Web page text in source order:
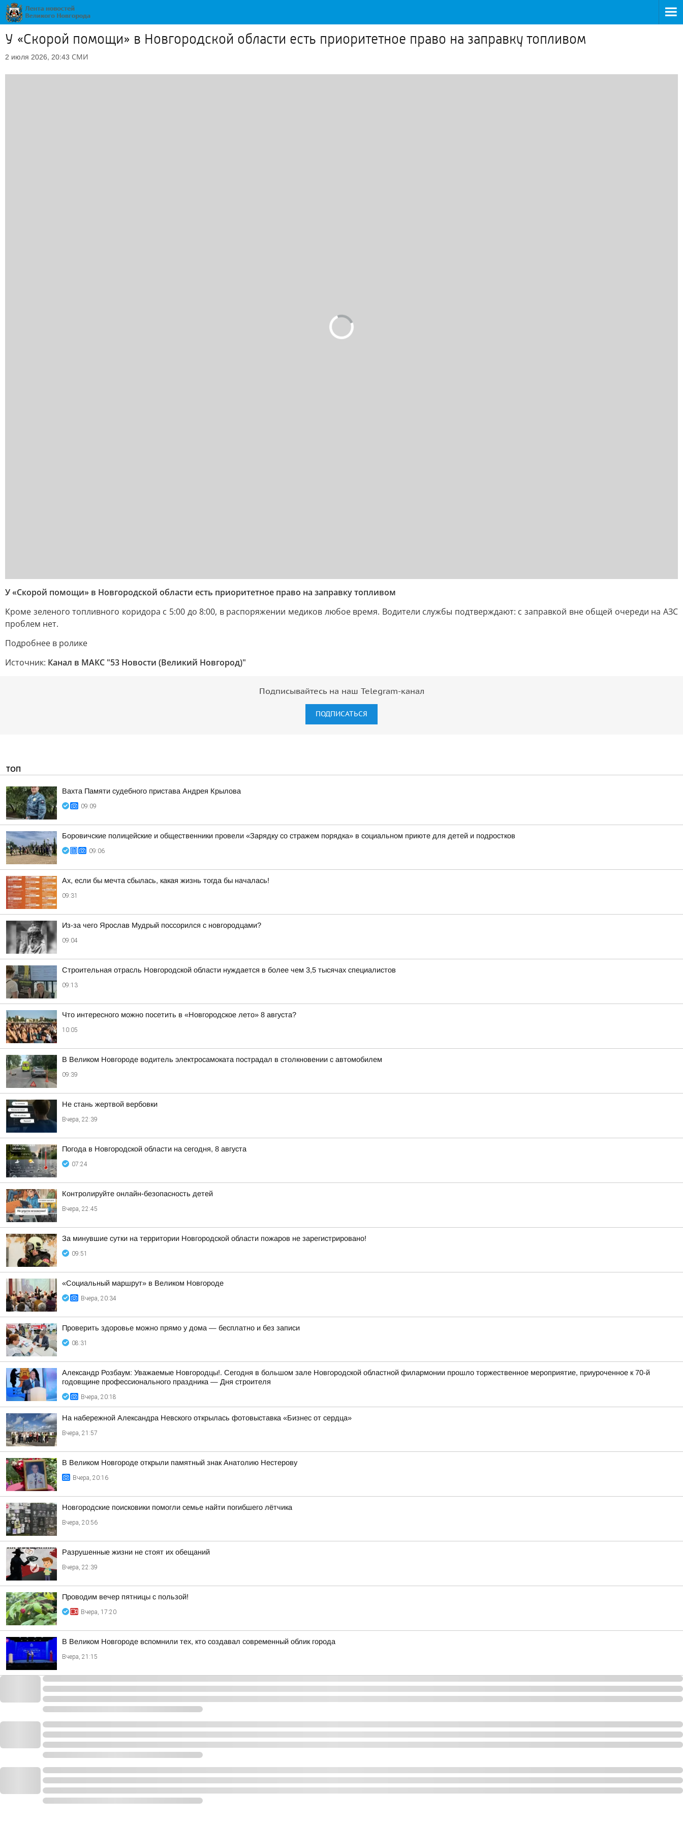
У «Скорой помощи» в Новгородской области есть приоритетное право на заправку топливом
2 июля 2026, 20:43 СМИ
У «Скорой помощи» в Новгородской области есть приоритетное право на заправку топливом
Кроме зеленого топливного коридора с 5:00 до 8:00, в распоряжении медиков любое время. Водители службы подтверждают: с заправкой вне общей очереди на АЗС
проблем нет.
Подробнее в ролике
Источник: Канал в МАКС "53 Новости (Великий Новгород)"
Подписывайтесь на наш Telegram-канал
ПОДПИСАТЬСЯ
ТОП
Вахта Памяти судебного пристава Андрея Крылова
09:09
Боровичские полицейские и общественники провели «Зарядку со стражем порядка» в социальном приюте для детей и подростков
09:06
Ах, если бы мечта сбылась, какая жизнь тогда бы началась!
09:31
Из-за чего Ярослав Мудрый поссорился с новгородцами?
09:04
Строительная отрасль Новгородской области нуждается в более чем 3,5 тысячах специалистов
09:13
Что интересного можно посетить в «Новгородское лето» 8 августа?
10:05
В Великом Новгороде водитель электросамоката пострадал в столкновении с автомобилем
09:39
Не стань жертвой вербовки
Вчера, 22:39
Погода в Новгородской области на сегодня, 8 августа
07:24
Контролируйте онлайн-безопасность детей
Вчера, 22:45
За минувшие сутки на территории Новгородской области пожаров не зарегистрировано!
09:51
«Социальный маршрут» в Великом Новгороде
Вчера, 20:34
Проверить здоровье можно прямо у дома — бесплатно и без записи
08:31
Александр Розбаум: Уважаемые Новгородцы!. Сегодня в большом зале Новгородской областной филармонии прошло торжественное мероприятие, приуроченное к 70-й
годовщине профессионального праздника — Дня строителя
Вчера, 20:18
На набережной Александра Невского открылась фотовыставка «Бизнес от сердца»
Вчера, 21:57
В Великом Новгороде открыли памятный знак Анатолию Нестерову
Вчера, 20:16
Новгородские поисковики помогли семье найти погибшего лётчика
Вчера, 20:56
Разрушенные жизни не стоят их обещаний
Вчера, 22:39
Проводим вечер пятницы с пользой!
Вчера, 17:20
В Великом Новгороде вспомнили тех, кто создавал современный облик города
Вчера, 21:15